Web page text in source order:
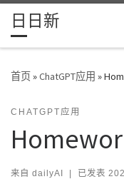
Skip to content
日日新
首页»ChatGPT应用 »
CHATGPT应用
来自 dailyAI | 已发表